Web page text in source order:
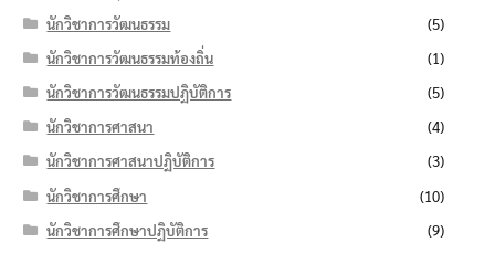
นักวิชาการวัฒนธรรม
(5)
นักวิชาการวัฒนธรรมท้องถิ่น
(1)
นักวิชาการวัฒนธรรมปฏิบัติการ
(5)
นักวิชาการศาสนา
(4)
นักวิชาการศาสนาปฏิบัติการ
(3)
นักวิชาการศึกษา
(10)
นักวิชาการศึกษาปฏิบัติการ
(9)